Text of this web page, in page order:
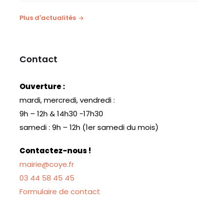
Plus d'actualités
Contact
Ouverture :
mardi, mercredi, vendredi :
9h – 12h & 14h30 -17h30
samedi : 9h – 12h (1er samedi du mois)
Contactez-nous !
mairie@coye.fr
03 44 58 45 45
Formulaire de contact